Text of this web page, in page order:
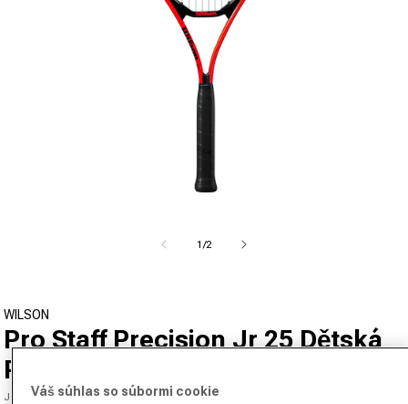
1/z2
WILSON
Pro Staff Precision Jr 25 Dětská
Raketa
Jednotka SKU 00706203931000
Váš súhlas so súbormi cookie